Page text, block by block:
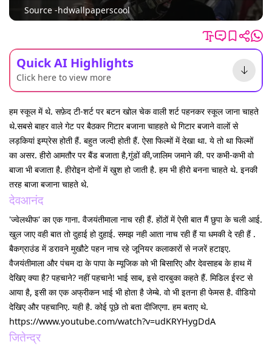
Source -hdwallpaperscool
Quick AI Highlights
Click here to view more
हम स्कूल में थे. सफ़ेद टी-शर्ट पर बटन खोल चेक वाली शर्ट पहनकर स्कूल जाना चाहते
थे.सबसे बाहर वाले गेट पर बैठकर गिटार बजाना चाहहते थे गिटार बजाने वालों से
लड़कियां इम्प्रेस होती हैं. बहुत जल्दी होती हैं. ऐसा फिल्मों में देखा था. ये तो था फिल्मों
का असर. हीरो आमतौर पर बैंड बजाता है,गुंडों की,जालिम जमाने की. पर कभी-कभी वो
बाजा भी बजाता है. हीरोइन दोनों में खुश हो जाती है. हम भी हीरो बनना चाहते थे. इनकी
तरह बाजा बजाना चाहते थे.
देवआनंद
'ज्वेलथीफ' का एक गाना. वैजयंतीमाला नाच रही हैं. होंठों में ऐसी बात मैं छुपा के चली आई.
खुल जाए वही बात तो दुहाई हो दुहाई. समझ नही आता नाच रही हैं या धमकी दे रही हैं .
बैकग्राउंड में डरावने मुखौटे पहन नाच रहे जूनियर कलाकारों से नजरें हटाइए.
वैजयंतीमाला और पंचम दा के पापा के म्यूजिक को भी बिसारिए और देवसाहब के हाथ में
देखिए क्या है? पहचाने? नहीं पहचाने! भाई साब, इसे दारबुका कहते हैं. मिडिल ईस्ट से
आया है, इसी का एक अफ्रीकन भाई भी होता है जेम्बे. वो भी इतना ही फेमस है. वीडियो
देखिए और पहचानिए. यही है. कोई पूछे तो बता दीजिएगा. हम बताए थे.
https://www.youtube.com/watch?v=udKRYHygDdA
जितेन्द्र